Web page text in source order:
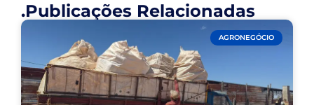
.Publicações Relacionadas
AGRONEGÓCIO